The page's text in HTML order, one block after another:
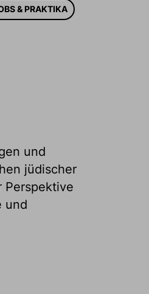
& PRAKTIKA
und
jüdischer
Perspektive
und